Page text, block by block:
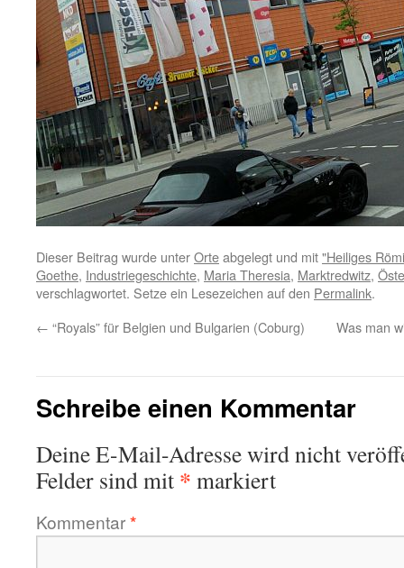
Dieser Beitrag wurde unterOrteabgelegt und mit"Heiliges
Goethe, Industriegeschichte, Maria Theresia, Marktredwitz,
verschlagwortet. Setze ein Lesezeichen auf den Permalink.
← “Royals” für Belgien und Bulgarien (Coburg) Was man
Schreibe einen Kommentar
Deine E-Mail-Adresse wird nicht
Felder sind mit * markiert
Kommentar*